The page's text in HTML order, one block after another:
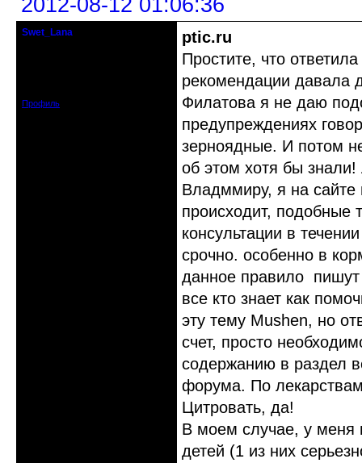
2012-08-12 01:06:36
Swet_Lana
Профиль
ptic.ru
Простите, что
рекомендации давала
Филатова я не даю
предупреждениях
зерноядные. И потом
об этом хотя бы
Владммиру, я на сайте
происходит, подобные
консультации в
срочно. особенно в
данное правило пишут
все кто знает как
эту тему Mushen, но
счет, просто
содержанию в раздел
форума. По
Цитровать, да!
В моем случае, у меня
детей (1 из них